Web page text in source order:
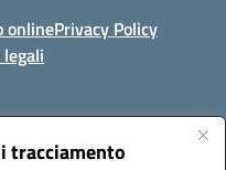
tracciamento
onlinePrivacy Policy